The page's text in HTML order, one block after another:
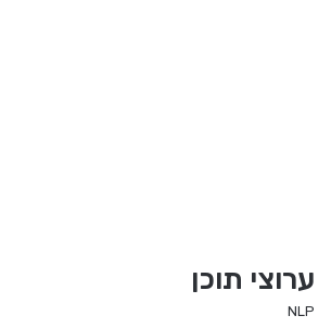
ערוצי תוכן
NLP